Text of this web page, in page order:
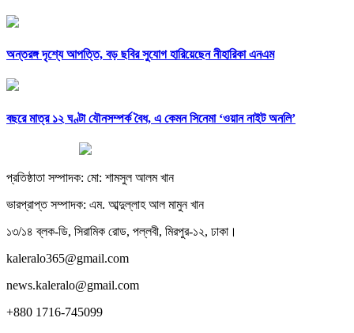
অন্তরঙ্গ দৃশ্যে আপত্তি, বড় ছবির সুযোগ হারিয়েছেন নীহারিকা এনএম
বছরে মাত্র ১২ ঘণ্টা যৌনসম্পর্ক বৈধ, এ কেমন সিনেমা ‘ওয়ান নাইট অনলি’
প্রতিষ্ঠাতা সম্পাদক: মো: শামসুল আলম খান
ভারপ্রাপ্ত সম্পাদক: এম. আব্দুল্লাহ আল মামুন খান
১৩/১৪ ব্লক-ডি, সিরামিক রোড, পল্লবী, মিরপুর-১২, ঢাকা।
kaleralo365@gmail.com
news.kaleralo@gmail.com
+880 1716-745099